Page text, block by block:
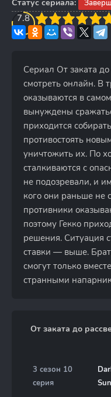
Статус сериала:
7.8
4 5 6 7 8 9 10
Сериал От заката до
смотреть онлайн. В
оказываются в
вынуждены
приходится
противостоять
уничтожить их. По
сталкиваются с
не подозревали, и
кого они раньше не
противники
поэтому Гекко
решения. Ситуация
ставки — выше.
смогут только
странными
От заката до
3 сезон 10
серия
Sun